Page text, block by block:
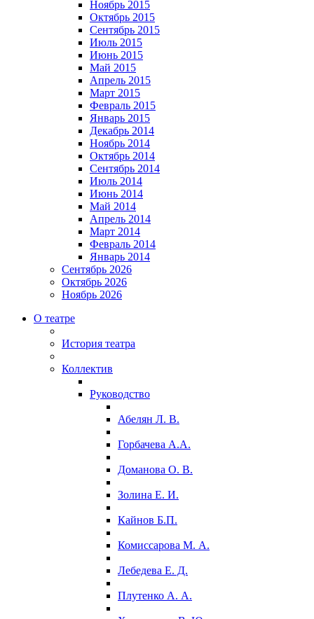
Ноябрь 2015
Октябрь 2015
Сентябрь 2015
Июль 2015
Июнь 2015
Май 2015
Апрель 2015
Март 2015
Февраль 2015
Январь 2015
Декабрь 2014
Ноябрь 2014
Октябрь 2014
Сентябрь 2014
Июль 2014
Июнь 2014
Май 2014
Апрель 2014
Март 2014
Февраль 2014
Январь 2014
Сентябрь 2026
Октябрь 2026
Ноябрь 2026
О театре
История театра
Коллектив
Руководство
Абелян Л. В.
Горбачева А.А.
Доманова О. В.
Золина Е. И.
Кайнов Б.П.
Комиссарова М. А.
Лебедева Е. Д.
Плутенко А. А.